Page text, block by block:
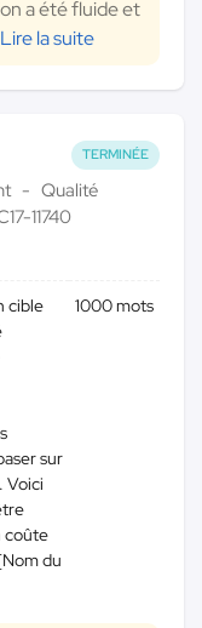
a été fluide et
Lire la suite
TERMINÉE
Qualité
11740
cible
sur
Voici
coûte
du
1000 mots